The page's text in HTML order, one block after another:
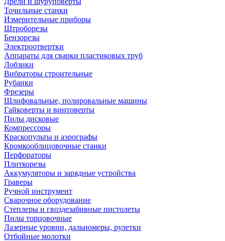
Точильные станки
Измерительные приборы
Штроборезы
Бензорезы
Электроотвертки
Аппараты для сварки пластиковых труб
Лобзики
Вибраторы строительные
Рубанки
Фрезеры
Шлифовальные, полировальные машины
Гайковерты и винтоверты
Пилы дисковые
Компрессоры
Краскопульты и аэрографы
Кромкооблицовочные станки
Перфораторы
Плиткорезы
Аккумуляторы и зарядные устройства
Граверы
Ручной инструмент
Сварочное оборудование
Степлеры и гвоздезабивные пистолеты
Пилы торцовочные
Лазерные уровни, дальномеры, рулетки
Отбойные молотки